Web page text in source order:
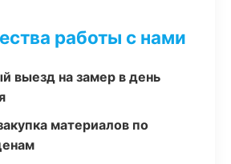
работы с нами
выезд на замер в день
материалов по